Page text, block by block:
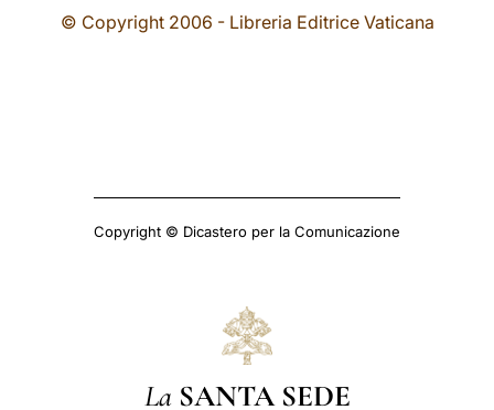
© Copyright 2006 - Libreria Editrice Vaticana
Copyright © Dicastero per la Comunicazione
La SANTA SEDE